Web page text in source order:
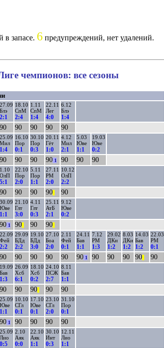
в запасе. 6предупреждений, нет удалений.
чемпионов: все сезоны
27.09
Блэ
2:1
18.10
СпМ
2:4
1.11
СпМ
1:4
22.11
Лег
4:0
6.12
Блэ
1:4
90 90 90 90 90
25.09
Мил
1:4
16.10
Пор
0:1
30.10
Пор
0:3
20.11
Гёт
1:0
4.12
Мил
2:1
5.03
Юве
1:1
19.03
Юве
0:2
90 90 90 901 90 90 90
1.10
ОлП
5:1
22.10
Пор
2:0
5.11
Пор
1:1
27.11
РМ
2:0
10.12
ОлП
2:2
90 90 90 90|| 90
30.09
Юве
1:1
21.10
Глт
3:0
4.11
Глт
0:3
25.11
АтБ
2:1
9.12
Юве
0:2
901 90|| 90 90||
22.09
Фей
2:2
29.09
БДд
2:2
19.10
БДд
3:0
27.10
Боа
2:0
2.11
Фей
0:1
24.11
Бав
1:1
7.12
РМ
1:3
29.02
ДКи
1:2
8.03
ДКи
1:2
14.03
Бав
1:2
22.03
РМ
0:1
90 90 90 90 90 901 90 90 90 90|| 90
19.09
Бав
1:3
26.09
Хсб
6:1
18.10
Хсб
0:2
24.10
ПСЖ
2:7
8.11
Бав
1:1
90 90 90|| 90 90
25.09
Юве
1:1
10.10
СГл
0:1
17.10
Юве
0:1
23.10
СГл
2:0
31.10
Пор
0:1
901 90 90 90 90
25.09
Лио
0:5
2.10
Аяк
0:0
22.10
Аяк
1:1
30.10
Инт
0:3
12.11
Лио
1:1